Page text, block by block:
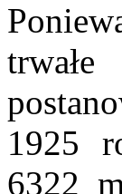
1925
6322